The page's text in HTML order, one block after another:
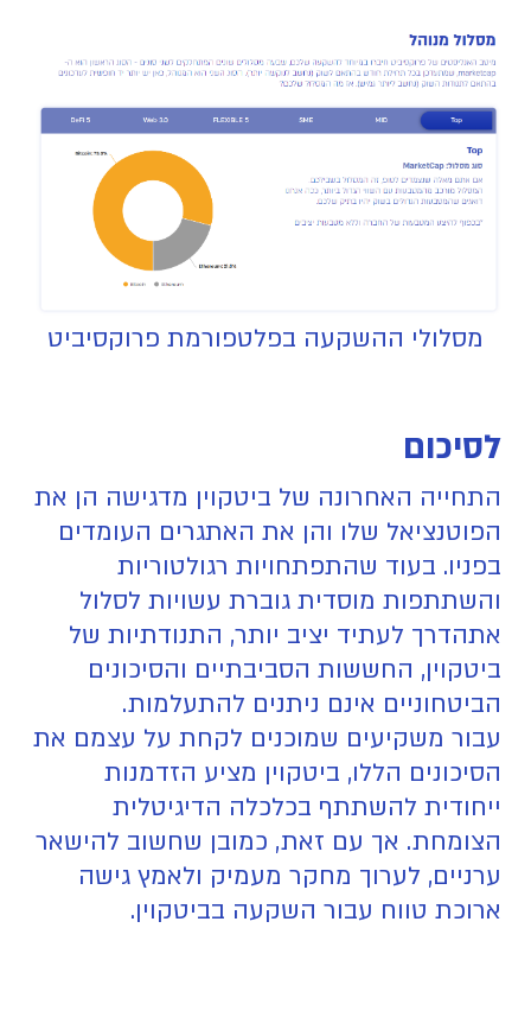
מסלולי ההשקעה בפלטפורמת פרוקסיביט
לסיכום
התחייה האחרונה של ביטקוין מדגישה הן את
הפוטנציאל שלו והן את האתגרים העומדים
בפניו. בעוד שהתפתחויות רגולטוריות
והשתתפות מוסדית גוברת עשויות לסלול
אתהדרך לעתיד יציב יותר, התנודתיות של
ביטקוין, החששות הסביבתיים והסיכונים
הביטחוניים אינם ניתנים להתעלמות.
עבור משקיעים שמוכנים לקחת על עצמם את
הסיכונים הללו, ביטקוין מציע הזדמנות
ייחודית להשתתף בכלכלה הדיגיטלית
הצומחת. אך עם זאת, כמובן שחשוב להישאר
ערניים, לערוך מחקר מעמיק ולאמץ גישה
ארוכת טווח עבור השקעה בביטקוין.